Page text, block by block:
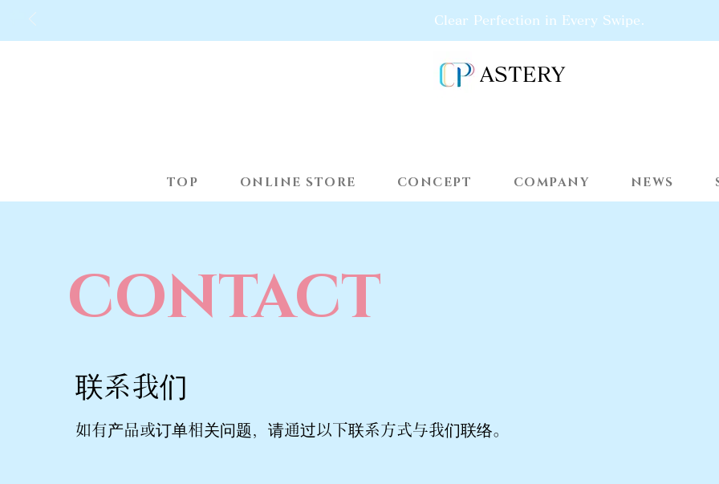
Clear Perfection in Every Swipe.
ASTERY
TOP ONLINE STORE CONCEPT COMPANY NEWS
CONTACT
联系我们
如有产品或订单相关问题，请通过以下联系方式与我们联络。